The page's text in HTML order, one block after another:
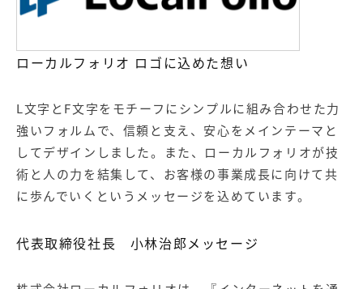
ローカルフォリオ ロゴに込めた想い
L文字とF文字をモチーフにシンプルに組み合わせた力
強いフォルムで、信頼と支え、安心をメインテーマと
してデザインしました。また、ローカルフォリオが技
術と人の力を結集して、お客様の事業成長に向けて共
に歩んでいくというメッセージを込めています。
代表取締役社長 小林治郎メッセージ